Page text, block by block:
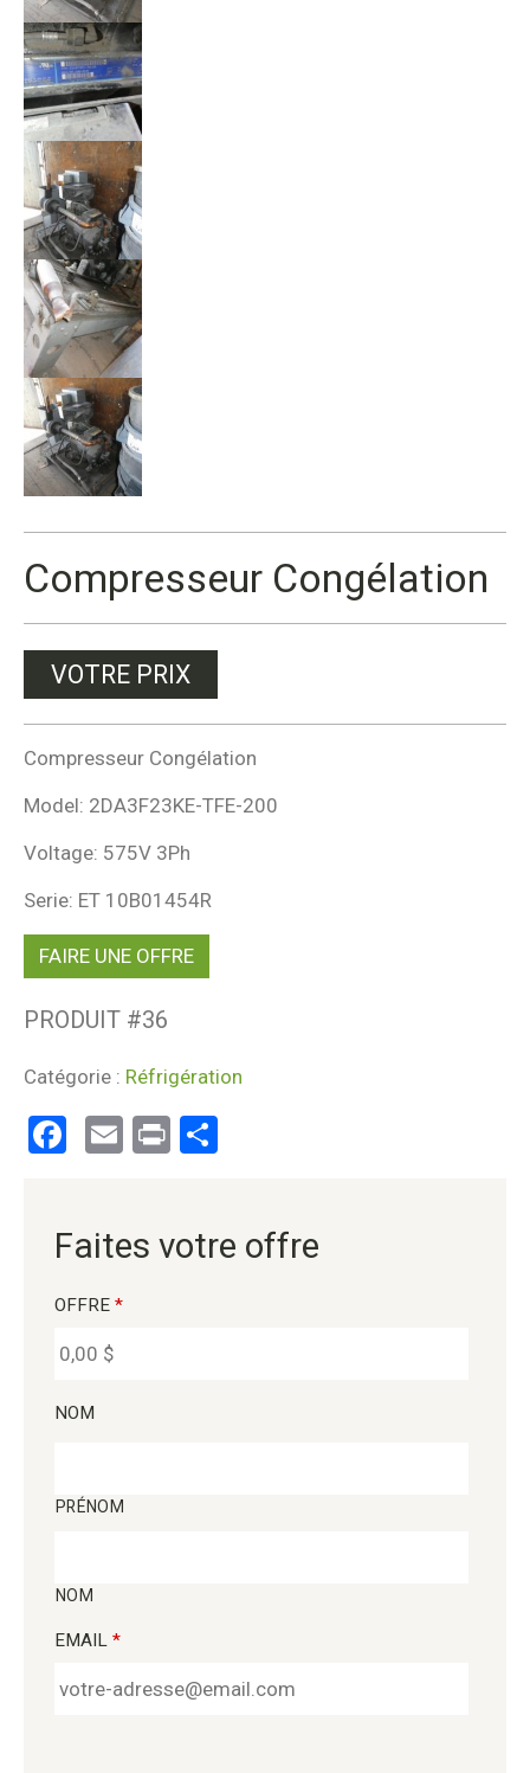
Compresseur Congélation
VOTRE PRIX
Compresseur Congélation
Model: 2DA3F23KE-TFE-200
Voltage: 575V 3Ph
Serie: ET 10B01454R
FAIRE UNE OFFRE
PRODUIT #36
Catégorie : Réfrigération
Facebook
EmailPrint
Faites votre offre
OFFRE *
NOM
PRÉNOM
NOM
EMAIL *